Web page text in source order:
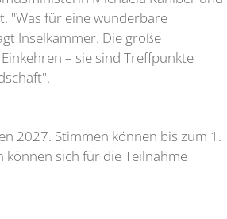
"Was für eine wunderbare
Inselkammer. Die große
– sie sind Treffpunkte
2027. Stimmen können bis zum 1.
können sich für die Teilnahme